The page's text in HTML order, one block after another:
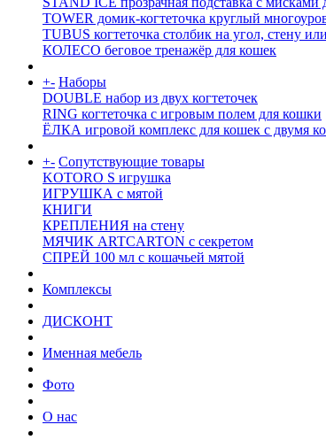
TOWER домик-когтеточка круглый
TUBUS когтеточка столбик на угол, стену
КОЛЕСО беговое тренажёр для кошек
+- Наборы
DOUBLE набор из двух когтеточек
RING когтеточка c игровым полем для кошки
ЁЛКА игровой комплекс для кошек с двумя
+- Сопутствующие товары
KOTORO S игрушка
ИГРУШКА с мятой
КНИГИ
КРЕПЛЕНИЯ на стену
МЯЧИК ARTCARTON с секретом
СПРЕЙ 100 мл с кошачьей мятой
Комплексы
ДИСКОНТ
Именная мебель
Фото
О нас